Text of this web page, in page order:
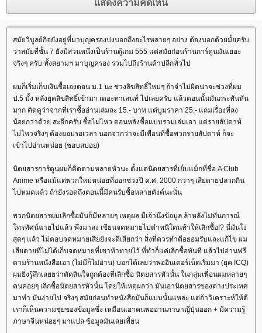
สมัยวิบูลย์กิจยังอยู่ที่มาบุญครองบ่งบอกถึงอะไรหลายๆ อย่าง ต้องบอกด้วยมั้ยครับ
ว่าสมัยที่ชั้น 7 ยังมีส่วนหนึ่งเป็นร้านตู้เกม 555 แต่สมัยก่อนร้านการ์ตูนมันเยอะ
จริงๆ ครับ ทั้งสยามฯ มาบุญครอง รวมไปถึงร้านค้าปลีกทั่วไป
ผมก็เริ่มเก็บเงินซื้อเองตอน ม.1 นะ ช่วงลิขสิทธิ์ใหม่ๆ ถ้าจำไม่ผิดน่าจะช่วงที่ผม
ป.5 มั้ง หลังยุคลิขสิทธิ์เข้ามา เดอะทาเลนท์ ไปเลยครับ แล้วตอนนั้นมันกระทันหัน
มาก คิดดูว่าจากที่เราซื้ออ่านเล่มละ 15.- บาท แต่บูมราคา 25.- แถมเรื่องที่ลง
น้อยกว่าด้วย สะอึกครับ ซื้อไม่ไหว ตอนหลังซื้อแบบรวมเล่มเอา แต่รายสัปดาห์
ไม่ไหวจริงๆ ต้องยอมรอเวลา นอกจากว่าจะมีเพื่อนที่ซื้อพวกรายสัปดาห์ ก็จะ
เข้าไปอ่านหน่อย (ชอบสปอย)
นิตยสารการ์ตูนผมก็ติดตามหลายหัวนะ ตั้งแต่นิตยสารที่เย็บแม็กที่ชื่อ A Club
Anime หรือแม้แต่พวกใหม่หน่อยที่ออกช่วงปี ค.ศ. 2000 กว่าๆ เสียดายปลวกกิน
ไปหมดแล้ว ถ้ายังรอดถึงตอนนี้มีคนรับซื้อหลายตังค์นะนั่น
พวกนิตยสารผมเลิกซื้อมันก็มีหลายๆ เหตุผล มีเจ้านึงข้อมูล ล้าหลังไม่ทันการณ์
ทรทัศน์ฉายไปแล้ว พึ่งมาลง เขียนจดหมายไปตำหนิโดนท้าให้เลิกซื้อ!? นี่มันโง่
สุดๆ แล้ว ไม่ตอบจดหมายเสียยังจะดีเสียกว่า สิ่งที่ควรทำคือยอมรับและแก้ไข ผม
เสียดายที่ไม่ได้เก็บจดหมายที่เขาท้าทายไว้ ที่ทำก็แค่เลิกซื้อทันที แล้วไปอ่านฟรี
ตามร้านหนังสือเอา (ไม่มีก็ไม่อ่าน) บอกได้เลยว่าพออินเตอร์เน็ตเริ่มมา (ยุค ICQ)
ผมยิ่งรู้สึกเลยยว่าตัดสินใจถูกต้องที่เลิกซื้อ นิตยสารหัวนั้น ในกลุ่มเพื่อนผมหลายๆ
คนค่อยๆ เลิกซื้อนิตยสารหัวนั้น โดยให้เหตุผลว่า มันเอานิตยสารของต่างประเทศ
มาทำ มันง่ายไป จริงๆ สมัยก่อนทำหนังสือมันก็แบบนั้นแหละ แต่ถ้าวิเคราะห์ให้ดี
เราก็เห็นความชุ่ยของข้อมูลซึ่ง เหมือนเอาคนพออ่านภาษาญี่ปุ่นออก + มีความรู้
ภาษาจีนหน่อยๆ มาแปล ข้อมูลมันเลยเพี้ยน